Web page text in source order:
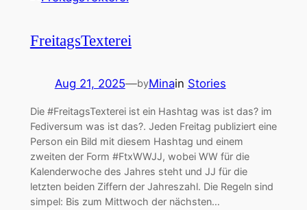
FreitagsTexterei
Aug 21, 2025—byMinain Stories
Die #FreitagsTexterei ist ein Hashtag was ist das? im
Fediversum was ist das?. Jeden Freitag publiziert eine
Person ein Bild mit diesem Hashtag und einem
zweiten der Form #FtxWWJJ, wobei WW für die
Kalenderwoche des Jahres steht und JJ für die
letzten beiden Ziffern der Jahreszahl. Die Regeln sind
simpel: Bis zum Mittwoch der nächsten…